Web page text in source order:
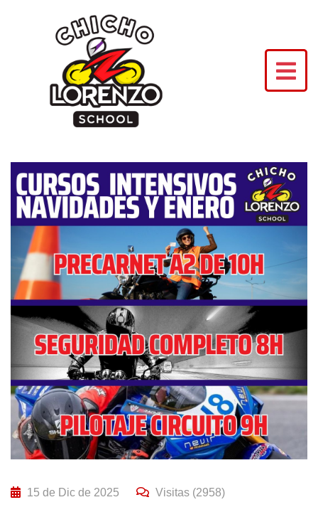
15 de Dic de 2025 Visitas (2958)